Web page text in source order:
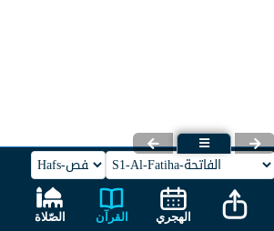
الصّلاة القرآن الهجري